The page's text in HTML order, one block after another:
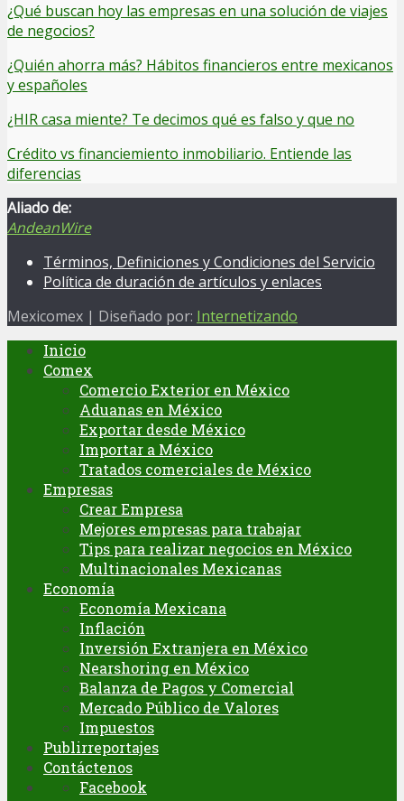
¿Qué buscan hoy las empresas en una solución de viajes
de negocios?
¿Quién ahorra más? Hábitos financieros entre mexicanos
y españoles
¿HIR casa miente? Te decimos qué es falso y que no
Crédito vs financiemiento inmobiliario. Entiende las
diferencias
Aliado de:
AndeanWire
Términos, Definiciones y Condiciones del Servicio
Política de duración de artículos y enlaces
Mexicomex | Diseñado por: Internetizando
Inicio
Comex
Comercio Exterior en México
Aduanas en México
Exportar desde México
Importar a México
Tratados comerciales de México
Empresas
Crear Empresa
Mejores empresas para trabajar
Tips para realizar negocios en México
Multinacionales Mexicanas
Economía
Economía Mexicana
Inflación
Inversión Extranjera en México
Nearshoring en México
Balanza de Pagos y Comercial
Mercado Público de Valores
Impuestos
Publirreportajes
Contáctenos
Facebook